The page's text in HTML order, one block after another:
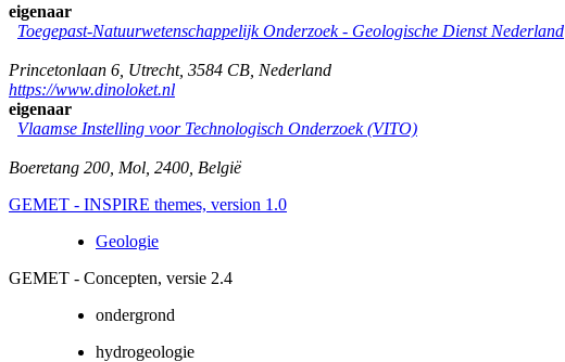
eigenaar
Toegepast-Natuurwetenschappelijk Onderzoek - Geologische Dienst Nederland
Princetonlaan 6 Utrecht, 3584 CB Nederland
https://www.dinoloket.nl
eigenaar
Vlaamse Instelling voor Technologisch Onderzoek (VITO)
Boeretang 200 Mol 2400 België
GEMET - INSPIRE themes, version 1.0
Geologie
GEMET - Concepten, versie 2.4
ondergrond
hydrogeologie